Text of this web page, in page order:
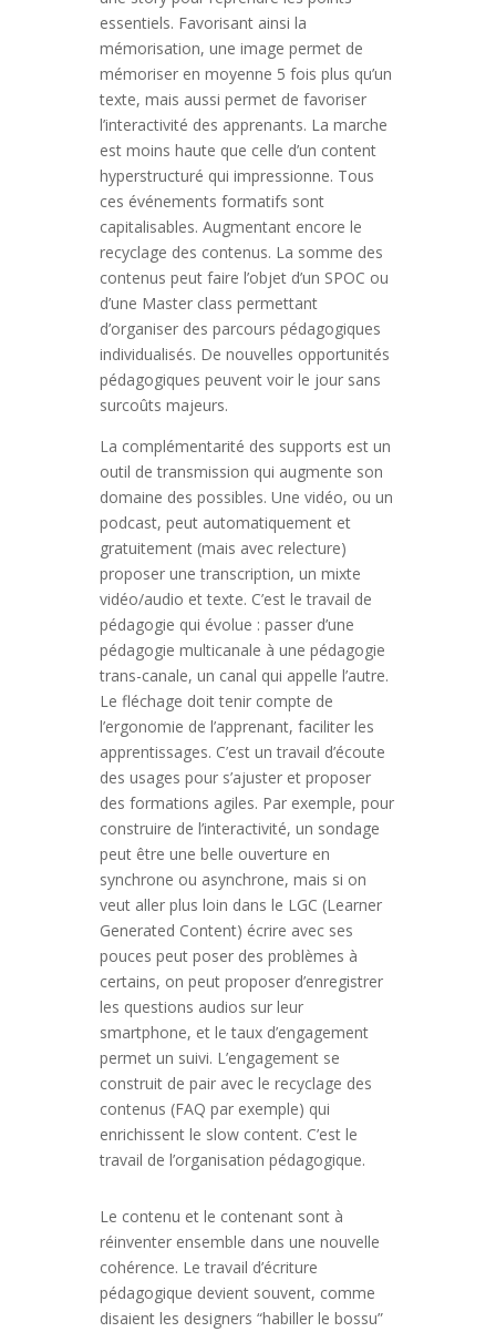
essentiels. Favorisant ainsi la
mémorisation, une image permet de
mémoriser en moyenne 5 fois plus qu’un
texte, mais aussi permet de favoriser
l’interactivité des apprenants. La marche
est moins haute que celle d’un content
hyperstructuré qui impressionne. Tous
ces événements formatifs sont
capitalisables. Augmentant encore le
recyclage des contenus. La somme des
contenus peut faire l’objet d’un SPOC ou
d’une Master class permettant
d’organiser des parcours pédagogiques
individualisés. De nouvelles opportunités
pédagogiques peuvent voir le jour sans
surcoûts majeurs.
La complémentarité des supports est un
outil de transmission qui augmente son
domaine des possibles. Une vidéo, ou un
podcast, peut automatiquement et
gratuitement (mais avec relecture)
proposer une transcription, un mixte
vidéo/audio et texte. C’est le travail de
pédagogie qui évolue : passer d’une
pédagogie multicanale à une pédagogie
trans-canale, un canal qui appelle l’autre.
Le fléchage doit tenir compte de
l’ergonomie de l’apprenant, faciliter les
apprentissages. C’est un travail d’écoute
des usages pour s’ajuster et proposer
des formations agiles. Par exemple, pour
construire de l’interactivité, un sondage
peut être une belle ouverture en
synchrone ou asynchrone, mais si on
veut aller plus loin dans le LGC (Learner
Generated Content) écrire avec ses
pouces peut poser des problèmes à
certains, on peut proposer d’enregistrer
les questions audios sur leur
smartphone, et le taux d’engagement
permet un suivi. L’engagement se
construit de pair avec le recyclage des
contenus (FAQ par exemple) qui
enrichissent le slow content. C’est le
travail de l’organisation pédagogique.
Le contenu et le contenant sont à
réinventer ensemble dans une nouvelle
cohérence. Le travail d’écriture
pédagogique devient souvent, comme
disaient les designers “habiller le bossu”